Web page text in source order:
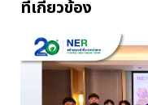
ที่เกี่ยวข้อง